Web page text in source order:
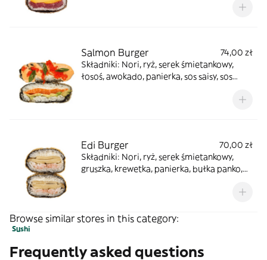
Salmon Burger
74,00 zł
Składniki: Nori, ryż, serek śmietankowy,
łosoś, awokado, panierka, sos saisy, sos
Edi Burger
70,00 zł
Składniki: Nori, ryż, serek śmietankowy,
gruszka, krewetka, panierka, bułka panko,
Browse similar stores in this category:
Sushi
Frequently asked questions